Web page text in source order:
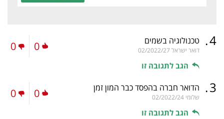
4
. טכנולוגיה בשמים
דואר ישראל 02/2022/27
הגב לתגובה זו
0
0
3
. הדואר חברה בהפסד כבר המון זמן
שלומי 02/2022/24
הגב לתגובה זו
0
0